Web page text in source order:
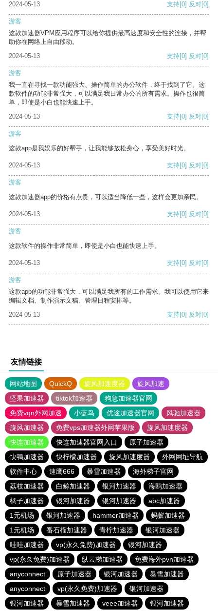
2024-05-13 支持[0] 反对[0]
游客
这款加速器VPM应用程序可以给你提供最高速度和安全性的连接，并帮
助你在网络上自由移动。
2024-05-13
支持[0] 反对[0]
游客
我一直在寻找一款功能强大、操作简单的办公软件，终于找到了它。这
款软件的功能非常强大，可以满足我日常办公的所有需求。操作也很简
单，即使是小白也能快速上手。
2024-05-13
支持[0] 反对[0]
游客
这款app是我娱乐的好帮手，让我能够放松身心，享受美好时光。
2024-05-13 支持[0] 反对[0]
游客
这款加速器app的价格有点贵，可以适当降低一些，这样会更加亲民。
2024-05-13 支持[0] 反对[0]
游客
这款软件的操作非常简单，即使是小白也能快速上手。
2024-05-13 支持[0] 反对[0]
游客
这款app的功能非常强大，可以满足我所有的工作需求。我可以使用它来
编辑文档、制作演示文稿、管理日程安排等。
2024-05-13
支持[0] 反对[0]
友情链接
网站地图 QuickQ 旋风加速度器
旋风加速
坚果加速器
tiktok加速器
狗急加速器官网
免费vqn外网加速
小蓝鸟 优途加速器官网
风驰加速器
旋风加速器
免费vps加速器外网苹果版
旋风加速度器
快连加速器
快连加速器官网入口
原子加速器
快鸭加速器
快柠檬加速器 旋风加速度器
外网网址导航
软件中心
速鹰666 暴雪加速器
海外梯子官网
荔枝加速器
白鲸加速器 银河加速器
海鸥加速器
橘子加速器
银河加速器 银河加速器
abc加速器
1元机场
银河加速器 hammer加速器
蚂蚁加速器
1元机场
番石榴加速器 青柠加速器
银河加速器
哇哇加速器
vp(永久免费)加速器
银河加速器
vp(永久免费)加速器
纵云梯加速器
免费海外pvn加速器
anyconnect
原子加速器 银河加速器
暴雪加速器
anyconnect
vp(永久免费)加速器
银河加速器
银河加速器
暴雪加速器 veee加速器 银河加速器